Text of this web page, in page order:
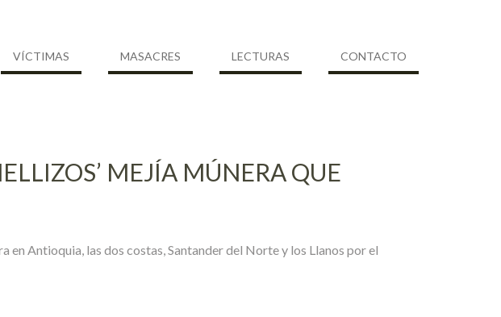
VÍCTIMAS MASACRES LECTURAS CONTACTO
MEJÍA MÚNERA QUE
Antioquia, las dos costas, Santander del Norte y los Llanos por el